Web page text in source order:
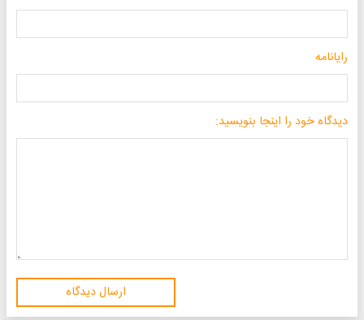
رایانامه
دیدگاه خود را اینجا بنویسید:
ارسال دیدگاه